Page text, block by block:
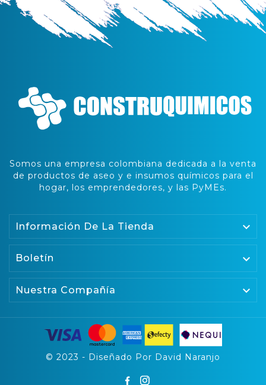
Somos una empresa colombiana dedicada a la venta
de productos de aseo y e insumos químicos para el
hogar, los emprendedores, y las PyMEs.
Información De La Tienda 
Boletín 
Nuestra Compañía 
© 2023 - Diseñado Por David Naranjo